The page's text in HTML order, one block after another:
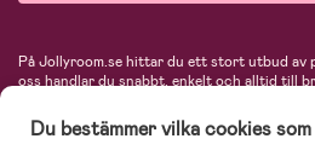
På Jollyroom.se hittar du ett stort utbud av
oss handlar du snabbt, enkelt och alltid till
hos oss. I vårt sortiment hittar du
baby, produkter för mamman, massor av
Du bestämmer vilka cookies